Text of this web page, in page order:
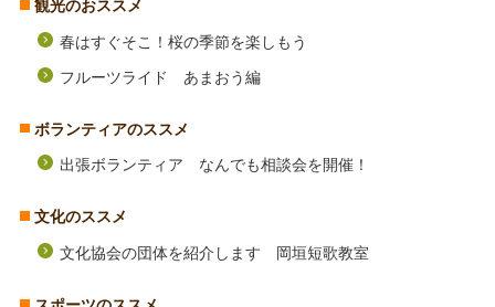
観光のおススメ
春はすぐそこ！桜の季節を楽しもう
フルーツライド あまおう編
ボランティアのススメ
出張ボランティア なんでも相談会を開催！
文化のススメ
文化協会の団体を紹介します 岡垣短歌教室